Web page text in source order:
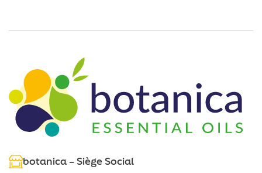
botanica – Siège Social